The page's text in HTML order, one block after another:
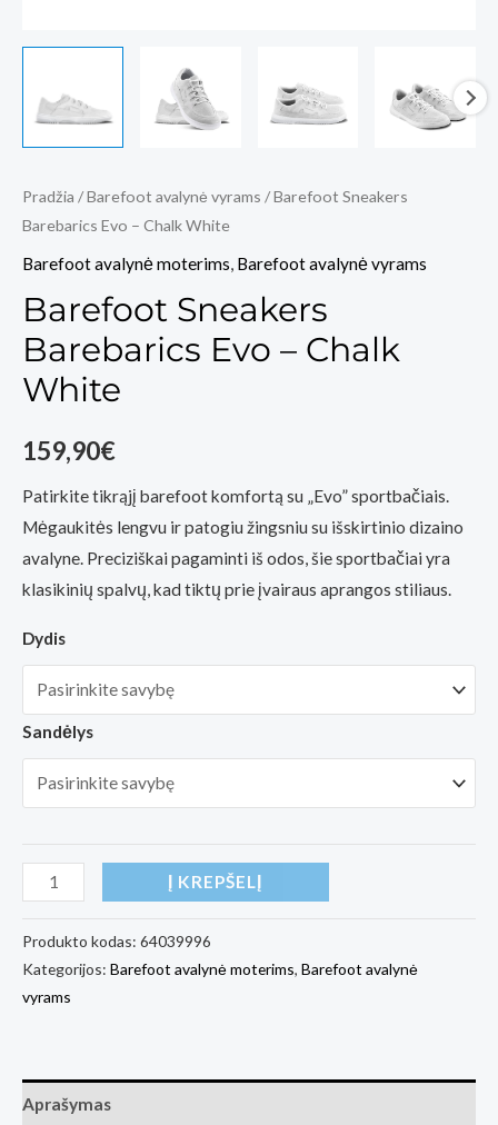
Pradžia /Barefoot avalynė vyrams / Barefoot Sneakers
Barebarics Evo – Chalk White
Barefoot avalynė moterims, Barefoot avalynė vyrams
Barefoot Sneakers
Barebarics Evo – Chalk
White
159,90€
Patirkite tikrąjį barefoot komfortą su „Evo” sportbačiais.
Mėgaukitės lengvu ir patogiu žingsniu su išskirtinio dizaino
avalyne. Preciziškai pagaminti iš odos, šie sportbačiai yra
klasikinių spalvų, kad tiktų prie įvairaus aprangos stiliaus.
Dydis
Sandėlys
produkto
Barefoot
Sneakers
Barebarics
Chalk
Į KREPŠELĮ
Produkto kodas: 64039996
Kategorijos: Barefoot avalynė moterims, Barefoot avalynė
vyrams
Aprašymas